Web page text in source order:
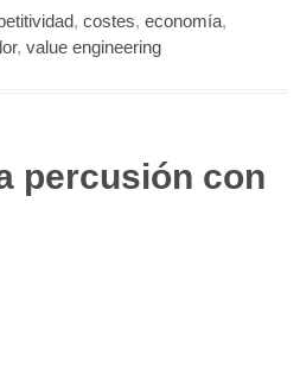
, costes, economía,
, value engineering
percusión con